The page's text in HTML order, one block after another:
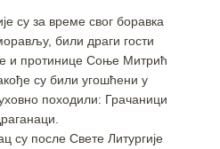
су за време свог боравка
били драги гости
и протинице Соње Митрић
су били угошћени у
походили: Грачаници
су после Свете Литургије